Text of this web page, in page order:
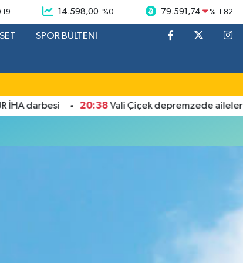
14.598,00 %0 79.591,74 %-1.82
SPOR BÜLTENİ
darbesi 20:38Vali Çiçek depremzede ailelerin